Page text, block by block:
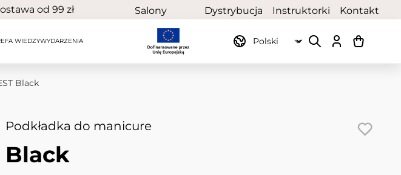
od 99 zł
Salony
partnerskie
Dystrybucja Instruktorki Kontakt
WIEDZYWYDARZENIA
Black
Podkładka do manicure
Black